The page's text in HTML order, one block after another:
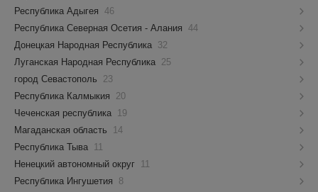
Республика Адыгея 46
Республика Северная Осетия - Алания 44
Донецкая Народная Республика 32
Луганская Народная Республика 25
город Севастополь
23
Республика Калмыкия
20
Чеченская республика
19
Магаданская область
14
Республика Тыва
11
Ненецкий автономный округ
11
Республика Ингушетия
8